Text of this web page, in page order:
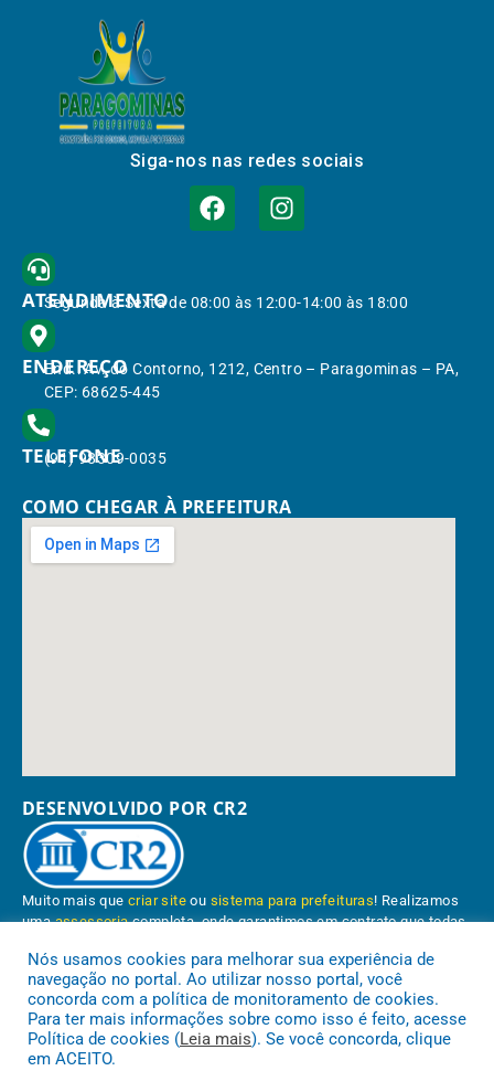
Siga-nos nas redes sociais
ATENDIMENTO
Segunda à Sexta de 08:00 às 12:00-14:00 às 18:00
ENDEREÇO
End.: Av. do Contorno, 1212, Centro – Paragominas – PA,
CEP: 68625-445
TELEFONE
(91) 98309-0035
COMO CHEGAR À PREFEITURA
DESENVOLVIDO POR CR2
Muito mais quecriar site ou sistema para prefeituras! Realizamos
umaassessoriacompleta, onde garantimos em contrato que todas
Conheça oPNTP e oRadar da Transparência Pública
Nós usamos cookies para melhorar sua experiência de
navegação no portal. Ao utilizar nosso portal, você
concorda com a política de monitoramento de cookies.
Para ter mais informações sobre como isso é feito, acesse
Política de cookies (Leia mais). Se você concorda, clique
em ACEITO.